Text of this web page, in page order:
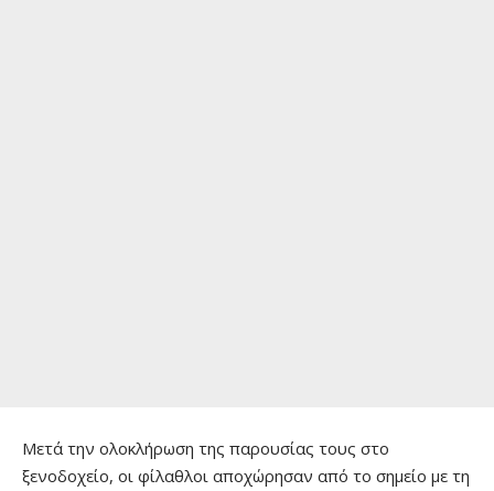
Μετά την ολοκλήρωση της παρουσίας τους στο
ξενοδοχείο, οι φίλαθλοι αποχώρησαν από το σημείο με τη